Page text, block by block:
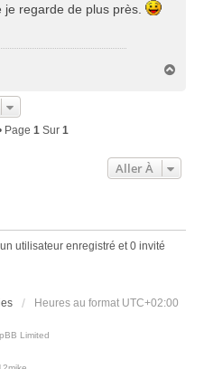
regarde de plus près.
Page 1 Sur 1
Aller À
utilisateur enregistré et 0 invité
Heures au format UTC+02:00
Limited